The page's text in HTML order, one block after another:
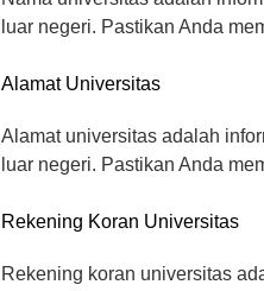
luar negeri. Pastikan Anda
Alamat Universitas
Alamat universitas adalah
luar negeri. Pastikan Anda
Rekening Koran Universitas
Rekening koran universitas